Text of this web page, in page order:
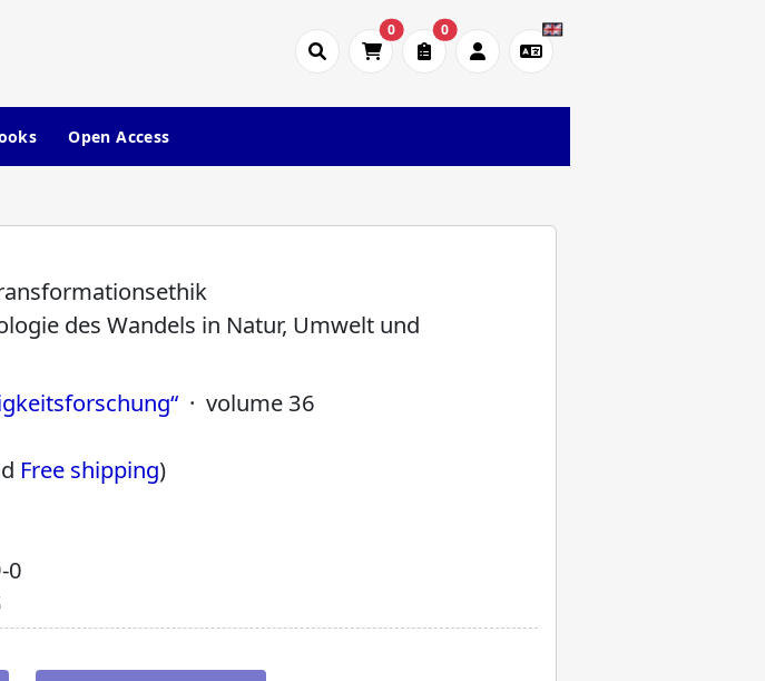
0 0
Open Access
des Wandels in Natur, Umwelt und
· volume 36
Free shipping)
0